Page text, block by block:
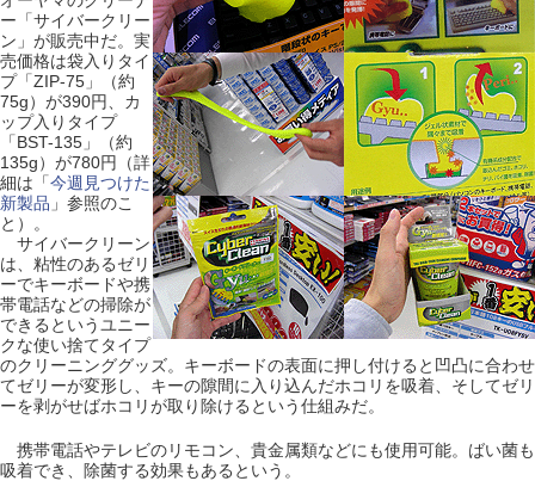
ー「サイバークリー
ン」が販売中だ。実
売価格は袋入りタイ
プ「ZIP-75」（約
75g）が390円、カ
ップ入りタイプ
「BST-135」（約
135g）が780円（詳
細は「今週見つけた
新製品 」参照のこ
と）。
サイバークリーン
は、粘性のあるゼリ
ーでキーボードや携
帯電話などの掃除が
できるというユニー
クな使い捨てタイプ
のクリーニンググッズ。キーボードの表面に押し付けると凹凸に合わせ
てゼリーが変形し、キーの隙間に入り込んだホコリを吸着、そしてゼリ
ーを剥がせばホコリが取り除けるという仕組みだ。
携帯電話やテレビのリモコン、貴金属類などにも使用可能。ばい菌も
吸着でき、除菌する効果もあるという。